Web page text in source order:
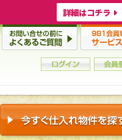
詳細はコチラ